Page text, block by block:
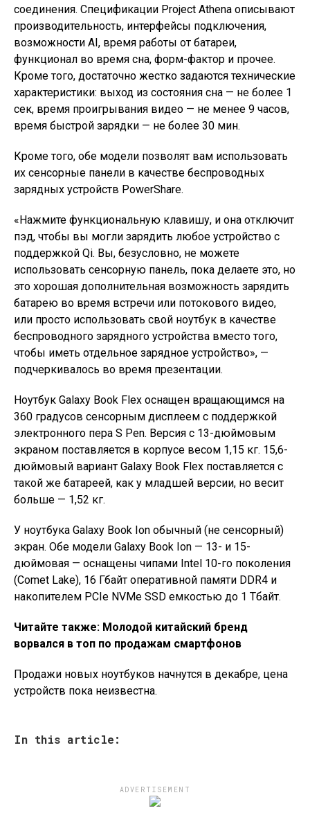
соединения. Спецификации Project Athena описывают
производительность, интерфейсы подключения,
возможности AI, время работы от батареи,
функционал во время сна, форм-фактор и прочее.
Кроме того, достаточно жестко задаются технические
характеристики: выход из состояния сна — не более 1
сек, время проигрывания видео — не менее 9 часов,
время быстрой зарядки — не более 30 мин.
Кроме того, обе модели позволят вам использовать
их сенсорные панели в качестве беспроводных
зарядных устройств PowerShare.
«Нажмите функциональную клавишу, и она отключит
пэд, чтобы вы могли зарядить любое устройство с
поддержкой Qi. Вы, безусловно, не можете
использовать сенсорную панель, пока делаете это, но
это хорошая дополнительная возможность зарядить
батарею во время встречи или потокового видео,
или просто использовать свой ноутбук в качестве
беспроводного зарядного устройства вместо того,
чтобы иметь отдельное зарядное устройство», —
подчеркивалось во время презентации.
Ноутбук Galaxy Book Flex оснащен вращающимся на
360 градусов сенсорным дисплеем с поддержкой
электронного пера S Pen. Версия с 13-дюймовым
экраном поставляется в корпусе весом 1,15 кг. 15,6-
дюймовый вариант Galaxy Book Flex поставляется с
такой же батареей, как у младшей версии, но весит
больше — 1,52 кг.
У ноутбука Galaxy Book Ion обычный (не сенсорный)
экран. Обе модели Galaxy Book Ion — 13- и 15-
дюймовая — оснащены чипами Intel 10-го поколения
(Comet Lake), 16 Гбайт оперативной памяти DDR4 и
накопителем PCIe NVMe SSD емкостью до 1 Тбайт.
Читайте также: Молодой китайский бренд
ворвался в топ по продажам смартфонов
Продажи новых ноутбуков начнутся в декабре, цена
устройств пока неизвестна.
In this article:
ADVERTISEMENT